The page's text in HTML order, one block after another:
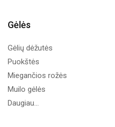
Gėlės
Gėlių dėžutės
Puokštės
Miegančios rožės
Muilo gėlės
Daugiau...